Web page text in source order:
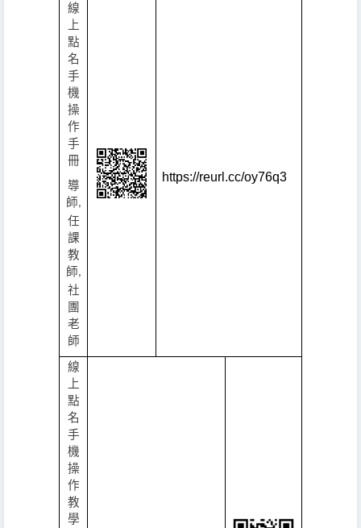
線
上
點
名
手
機
操
作
手
冊
導
師,
任
課
教
師,
社
團
老
師
https://reurl.cc/oy76q3
線
上
點
名
手
機
操
作
教
學